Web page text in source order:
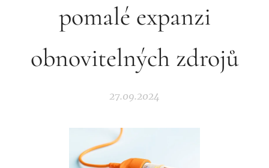
pomalé expanzi
obnovitelných zdrojů
27.09.2024